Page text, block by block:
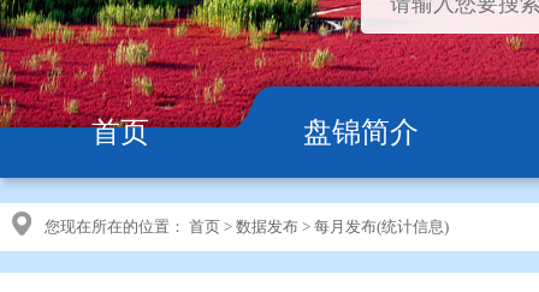
首页 盘锦简介
您现在所在的位置： 首页 > 数据发布 > 每月发布(统计信息)